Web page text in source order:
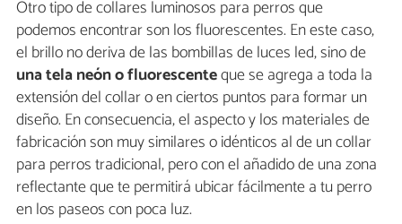
Otro tipo de collares luminosos para perros que
podemos encontrar son los fluorescentes. En este caso,
el brillo no deriva de las bombillas de luces led, sino de
una tela neón o fluorescenteque se agrega a toda la
extensión del collar o en ciertos puntos para formar un
diseño. En consecuencia, el aspecto y los materiales de
fabricación son muy similares o idénticos al de un collar
para perros tradicional, pero con el añadido de una zona
reflectante que te permitirá ubicar fácilmente a tu perro
en los paseos con poca luz.